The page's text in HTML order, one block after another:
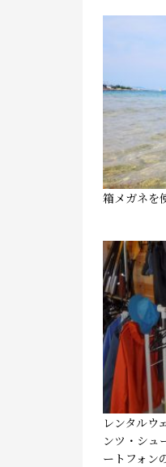
箱メガネを
レンタルウ
ンツ・シュ
ートフォン